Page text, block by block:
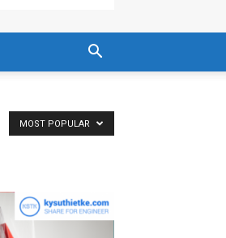
MOST POPULAR